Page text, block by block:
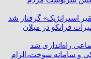
استراتژیک» گرفتار شد
فرانکو در میلان
راه‌اندازی شد
و سامانه سوخت،الزام